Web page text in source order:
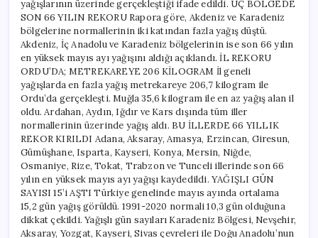
yağışlarının üzerinde gerçekleştiği ifade edildi. ÜÇ BÖLGEDE
SON 66 YILIN REKORU Rapora göre, Akdeniz ve Karadeniz
bölgelerine normallerinin iki katından fazla yağış düştü.
Akdeniz, İç Anadolu ve Karadeniz bölgelerinin ise son 66 yılın
en yüksek mayıs ayı yağışını aldığı açıklandı. İL REKORU
ORDU’DA; METREKAREYE 206 KİLOGRAM İl geneli
yağışlarda en fazla yağış metrekareye 206,7 kilogram ile
Ordu’da gerçekleşti. Muğla 35,6 kilogram ile en az yağış alan il
oldu. Ardahan, Aydın, Iğdır ve Kars dışında tüm iller
normallerinin üzerinde yağış aldı. BU İLLERDE 66 YILLIK
REKOR KIRILDI Adana, Aksaray, Amasya, Erzincan, Giresun,
Gümüşhane, Isparta, Kayseri, Konya, Mersin, Niğde,
Osmaniye, Rize, Tokat, Trabzon ve Tunceli illerinde son 66
yılın en yüksek mayıs ayı yağışı kaydedildi. YAĞIŞLI GÜN
SAYISI 15’i AŞTI Türkiye genelinde mayıs ayında ortalama
15,2 gün yağış görüldü. 1991-2020 normali 10,3 gün olduğuna
dikkat çekildi. Yağışlı gün sayıları Karadeniz Bölgesi, Nevşehir,
Aksaray, Yozgat, Kayseri, Sivas çevreleri ile Doğu Anadolu’nun